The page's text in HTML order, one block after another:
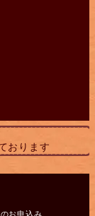
おります
お申込み